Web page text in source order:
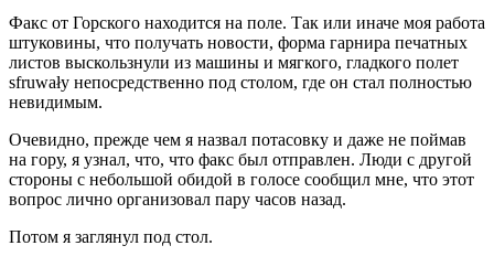
Факс от Горского находится на поле. Так или иначе моя работа
штуковины, что получать новости, форма гарнира печатных
листов выскользнули из машины и мягкого, гладкого полет
sfruwały непосредственно под столом, где он стал полностью
невидимым.
Очевидно, прежде чем я назвал потасовку и даже не поймав
на гору, я узнал, что, что факс был отправлен. Люди с другой
стороны с небольшой обидой в голосе сообщил мне, что этот
вопрос лично организовал пару часов назад.
Потом я заглянул под стол.